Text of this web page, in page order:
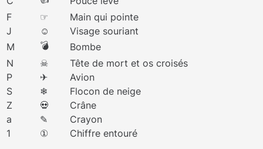
F
☞
Main qui pointe
J
☺
Visage souriant
M
💣
Bombe
N
☠
Tête de mort et os croisés
P
✈
Avion
S
❄
Flocon de neige
Z
💀
Crâne
a
✎
Crayon
1
①
Chiffre entouré